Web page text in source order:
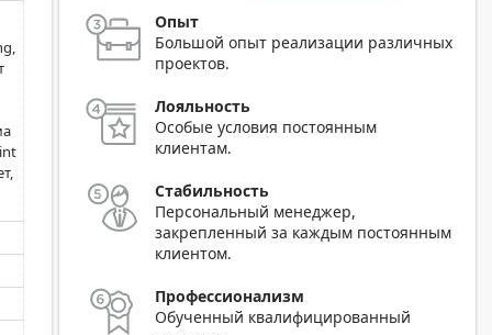
Опыт
Большой опыт реализации различных
проектов.
Лояльность
Особые условия постоянным
клиентам.
Стабильность
Персональный менеджер,
закрепленный за каждым постоянным
клиентом.
Профессионализм
Обученный квалифицированный